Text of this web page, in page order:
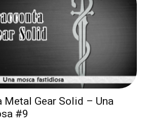
Metal Gear Solid – Una
#9